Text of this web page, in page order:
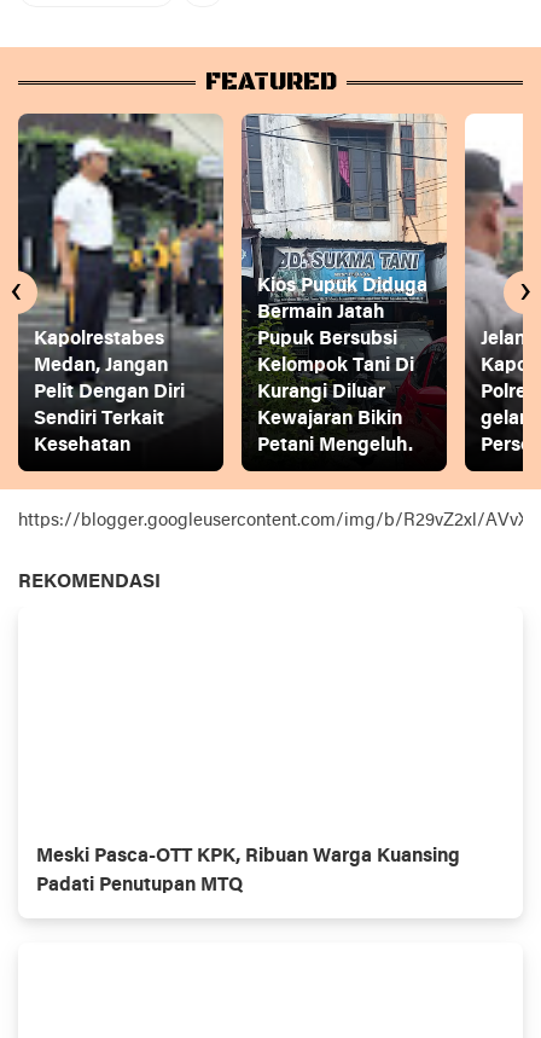
FEATURED
Kapolrestabes
Medan, Jangan
Pelit Dengan Diri
Sendiri Terkait
Kesehatan
Kios Pupuk Diduga
Bermain Jatah
Pupuk Bersubsi
Kelompok Tani Di
Kurangi Diluar
Kewajaran Bikin
Petani Mengeluh.
gelar
‹ ›
https://blogger.googleusercontent.com/img/b/R29vZ2xl/
REKOMENDASI
Meski Pasca-OTT KPK, Ribuan Warga Kuansing
Padati Penutupan MTQ